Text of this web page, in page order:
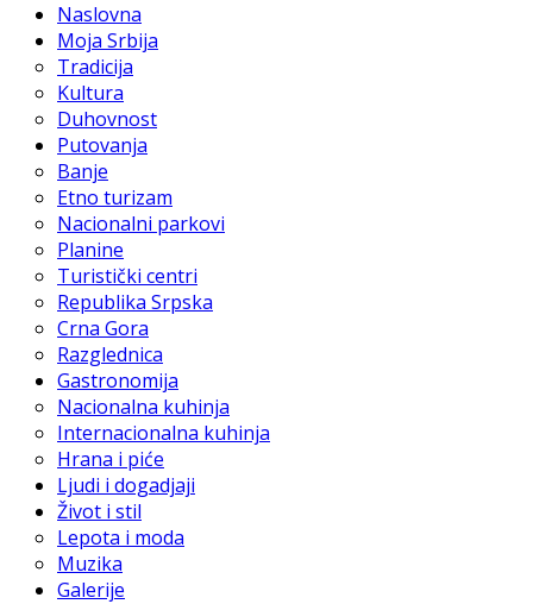
Naslovna
Moja Srbija
Tradicija
Kultura
Duhovnost
Putovanja
Banje
Etno turizam
Nacionalni parkovi
Planine
Turistički centri
Republika Srpska
Crna Gora
Razglednica
Gastronomija
Nacionalna kuhinja
Internacionalna kuhinja
Hrana i piće
Ljudi i dogadjaji
Život i stil
Lepota i moda
Muzika
Galerije